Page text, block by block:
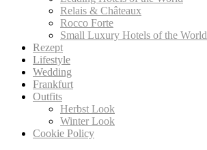
Relais & Châteaux
Rocco Forte
Small Luxury Hotels of the World
Rezept
Lifestyle
Wedding
Frankfurt
Outfits
Herbst Look
Winter Look
Cookie Policy